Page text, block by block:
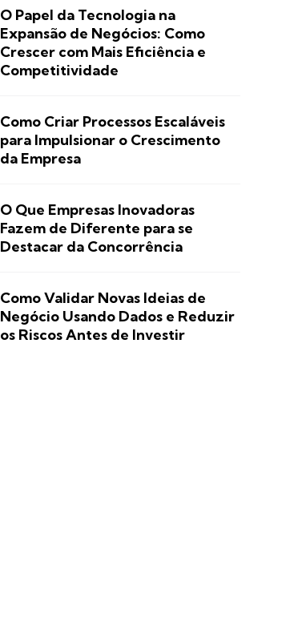
O Papel da Tecnologia na
Expansão de Negócios: Como
Crescer com Mais Eficiência e
Competitividade
Como Criar Processos Escaláveis
para Impulsionar o Crescimento
da Empresa
O Que Empresas Inovadoras
Fazem de Diferente para se
Destacar da Concorrência
Como Validar Novas Ideias de
Negócio Usando Dados e Reduzir
os Riscos Antes de Investir